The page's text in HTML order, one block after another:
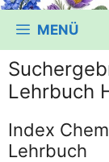
MENÜ
Lehrbuch
Index
Lehrbuch